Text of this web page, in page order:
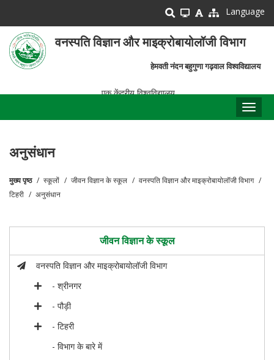
main
content
Language
वनस्पति विज्ञान और माइक्रोबायोलॉजी विभाग
हेमवती नंदन बहुगुणा गढ़वाल विश्वविद्यालय
एक केंद्रीय विश्वविद्यालय
अनुसंधान
पग
मुख्य पृष्ठ स्कूलों जीवन विज्ञान के स्कूल
वनस्पति विज्ञान और माइक्रोबायोलॉजी विभाग
टिहरी
अनुसंधान
जीवन विज्ञान के स्कूल
वनस्पति विज्ञान और माइक्रोबायोलॉजी विभाग
- श्रीनगर
- पौड़ी
- टिहरी
- विभाग के बारे में